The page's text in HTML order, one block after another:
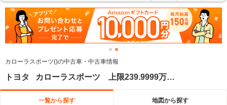
カローラスポーツ()の中古車・中古車情報
トヨタ カローラスポーツ 上限239.9999万円 下限230万円 上限2019年 下限2019年
一覧から探す 地図から探す